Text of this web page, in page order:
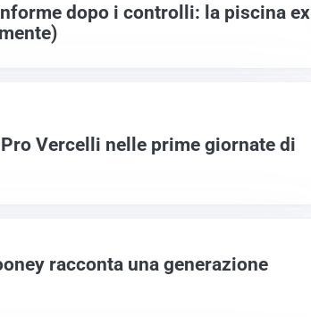
dopo i controlli: la piscina ex
Vercelli nelle prime giornate di
racconta una generazione